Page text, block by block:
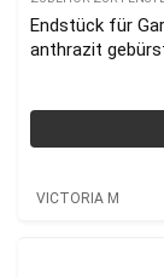
Endstück für
anthrazit
VICTORIA M